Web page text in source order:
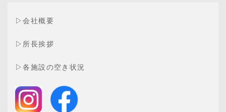
▷会社概要
▷ 所長挨拶
▷各施設の空き状況